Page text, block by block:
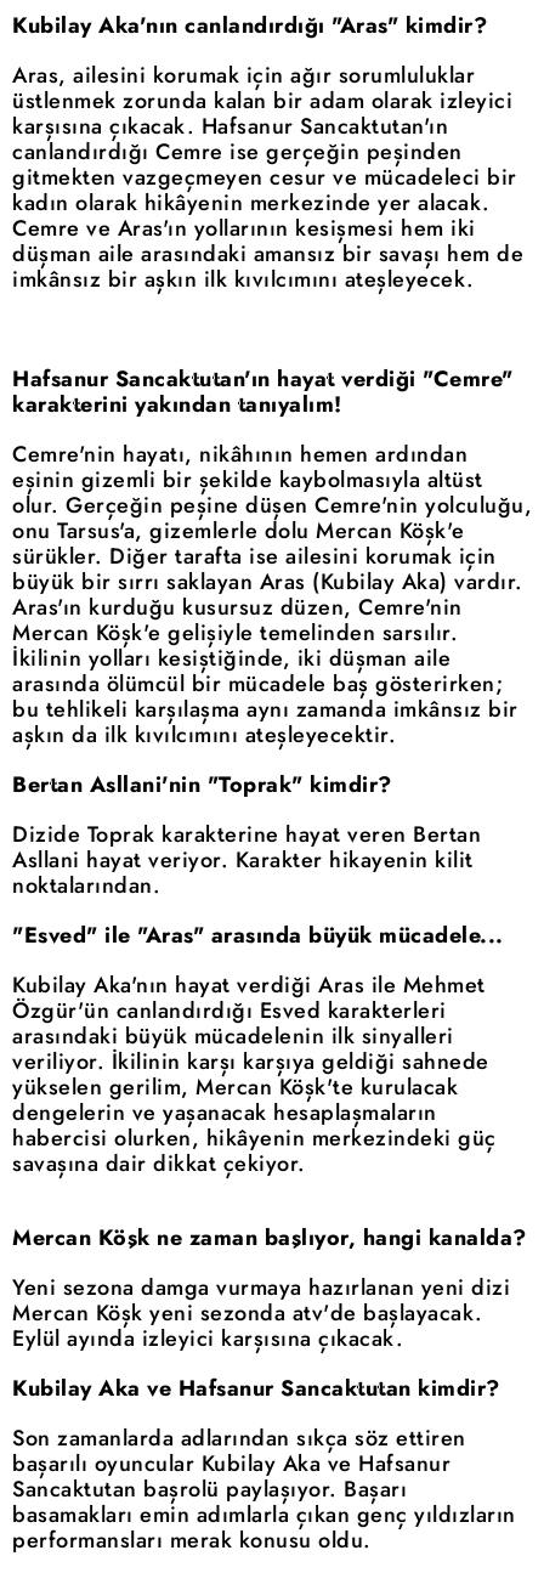
Kubilay Aka'nın canlandırdığı "Aras" kimdir?
Aras, ailesini korumak için ağır sorumluluklar
üstlenmek zorunda kalan bir adam olarak izleyici
karşısına çıkacak. Hafsanur Sancaktutan'ın
canlandırdığı Cemre ise gerçeğin peşinden
gitmekten vazgeçmeyen cesur ve mücadeleci bir
kadın olarak hikâyenin merkezinde yer alacak.
Cemre ve Aras'ın yollarının kesişmesi hem iki
düşman aile arasındaki amansız bir savaşı hem de
imkânsız bir aşkın ilk kıvılcımını ateşleyecek.
Hafsanur Sancaktutan'ın hayat verdiği "Cemre"
karakterini yakından tanıyalım!
Cemre'nin hayatı, nikâhının hemen ardından
eşinin gizemli bir şekilde kaybolmasıyla altüst
olur. Gerçeğin peşine düşen Cemre'nin yolculuğu,
onu Tarsus'a, gizemlerle dolu Mercan Köşk'e
sürükler. Diğer tarafta ise ailesini korumak için
büyük bir sırrı saklayan Aras (Kubilay Aka) vardır.
Aras'ın kurduğu kusursuz düzen, Cemre'nin
Mercan Köşk'e gelişiyle temelinden sarsılır.
İkilinin yolları kesiştiğinde, iki düşman aile
arasında ölümcül bir mücadele baş gösterirken;
bu tehlikeli karşılaşma aynı zamanda imkânsız bir
aşkın da ilk kıvılcımını ateşleyecektir.
Bertan Asllani'nin "Toprak" kimdir?
Dizide Toprak karakterine hayat veren Bertan
Asllani hayat veriyor. Karakter hikayenin kilit
noktalarından.
"Esved" ile "Aras" arasında büyük mücadele...
Kubilay Aka'nın hayat verdiği Aras ile Mehmet
Özgür'ün canlandırdığı Esved karakterleri
arasındaki büyük mücadelenin ilk sinyalleri
veriliyor. İkilinin karşı karşıya geldiği sahnede
yükselen gerilim, Mercan Köşk'te kurulacak
dengelerin ve yaşanacak hesaplaşmaların
habercisi olurken, hikâyenin merkezindeki güç
savaşına dair dikkat çekiyor.
Mercan Köşk ne zaman başlıyor, hangi kanalda?
Yeni sezona damga vurmaya hazırlanan yeni dizi
Mercan Köşk yeni sezonda atv'de başlayacak.
Eylül ayında izleyici karşısına çıkacak.
Kubilay Aka ve Hafsanur Sancaktutan kimdir?
Son zamanlarda adlarından sıkça söz ettiren
başarılı oyuncular Kubilay Aka ve Hafsanur
Sancaktutan başrolü paylaşıyor. Başarı
basamakları emin adımlarla çıkan genç yıldızların
performansları merak konusu oldu.